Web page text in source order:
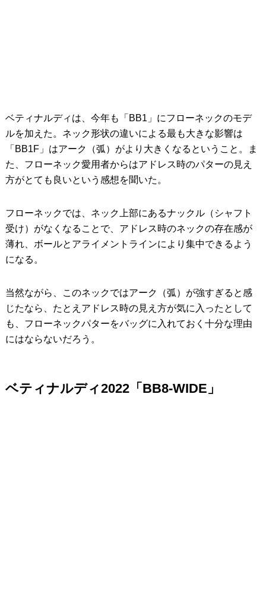
ベティナルディは、今年も「BB1」にフローネックのモデ
ルを加えた。ネック形状の違いによる最も大きな影響は
「BB1F」はアーク（弧）がより大きくなるということ。ま
た、フローネック愛用者からはアドレス時のパターの見え
方がとても良いという感想を聞いた。
フローネックでは、ネック上部にあるナックル（シャフト
受け）がなくなることで、アドレス時のネックの存在感が
薄れ、ボールとアライメントラインにより集中できるよう
になる。
当然ながら、このネックではアーク（弧）が強すぎると感
じたなら、たとえアドレス時の見え方が気に入ったとして
も、フローネックパターをバッグに入れておく十分な理由
にはならないだろう。
ベティナルディ2022「BB8-WIDE」